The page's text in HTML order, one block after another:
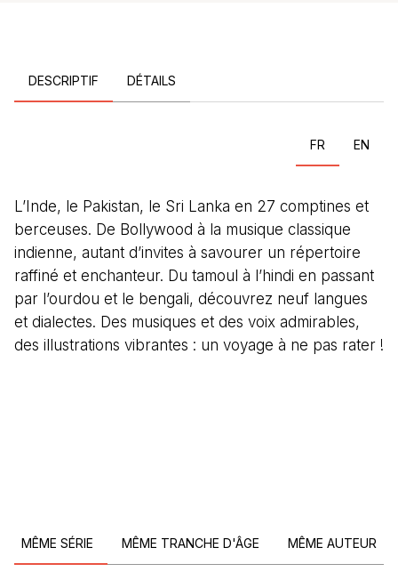
DESCRIPTIF DÉTAILS
FR EN
L’Inde, le Pakistan, le Sri Lanka en 27 comptines et
berceuses. De Bollywood à la musique classique
indienne, autant d’invites à savourer un répertoire
raffiné et enchanteur. Du tamoul à l’hindi en passant
par l’ourdou et le bengali, découvrez neuf langues
et dialectes. Des musiques et des voix admirables,
des illustrations vibrantes : un voyage à ne pas rater !
MÊME SÉRIE MÊME TRANCHE D'ÂGE MÊME AUTEUR